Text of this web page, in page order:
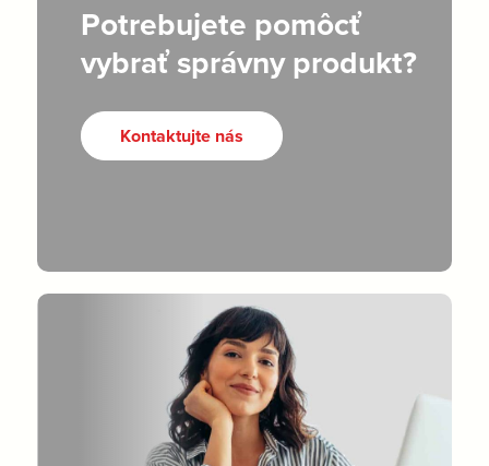
Potrebujete pomôcť
vybrať správny produkt?
Kontaktujte nás